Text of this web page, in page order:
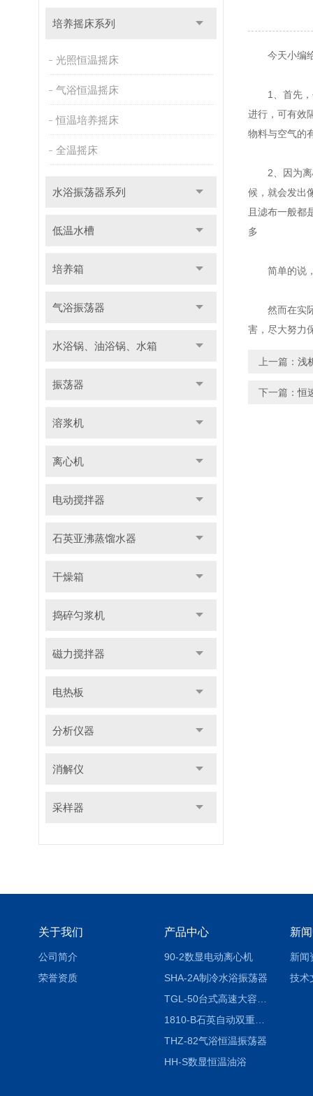
培养摇床系列
光照恒温摇床
气浴恒温摇床
恒温培养摇床
全温摇床
水浴振荡器系列
低温水槽
培养箱
气浴振荡器
水浴锅、油浴锅、水箱
振荡器
溶浆机
离心机
电动搅拌器
石英亚沸蒸馏水器
干燥箱
捣碎匀浆机
磁力搅拌器
电热板
分析仪器
消解仪
采样器
今天小编给
1、首先，平
进行，可有效
物料与空气的
2、因为离心
候，就会发出
且滤布一般都
多
简单的说，
然而在实际
害，尽大努力
上一篇： 浅
下一篇：恒
关于我们
公司简介
荣誉资质
产品中心
90-2数显电动离心机
SHA-2A制冷水浴振荡器
1810-B石英自动双重纯水蒸馏水器
THZ-82气浴恒温振荡器
HH-S数显恒温油浴
新
新闻
技术